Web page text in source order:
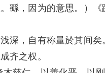
繇，因为的意思。）《
深，自有称量於其间矣。
齐之权。